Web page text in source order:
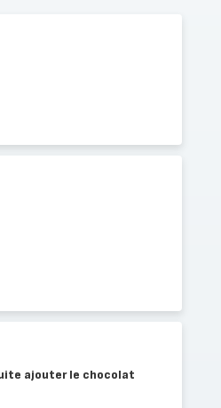
ajouter le chocolat